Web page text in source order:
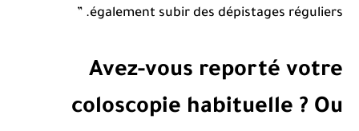
également subir des dépistages réguliers. ”
Avez-vous reporté votre
coloscopie habituelle ? Ou